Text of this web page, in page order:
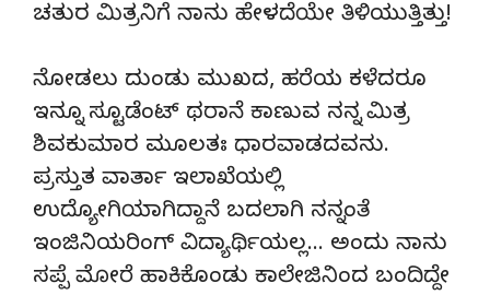
ಚತುರ ಮಿತ್ರನಿಗೆ ನಾನು ಹೇಳದೆಯೇ ತಿಳಿಯುತ್ತಿತ್ತು!
ನೋಡಲು ದುಂಡು ಮುಖದ, ಹರೆಯ ಕಳೆದರೂ
ಇನ್ನೂ ಸ್ಟೂಡೆಂಟ್ ಥರಾನೆ ಕಾಣುವ ನನ್ನ ಮಿತ್ರ
ಶಿವಕುಮಾರ ಮೂಲತಃ ಧಾರವಾಡದವನು.
ಪ್ರಸ್ತುತ ವಾರ್ತಾ ಇಲಾಖೆಯಲ್ಲಿ
ಉದ್ಯೋಗಿಯಾಗಿದ್ದಾನೆ ಬದಲಾಗಿ ನನ್ನಂತೆ
ಇಂಜಿನಿಯರಿಂಗ್ ವಿದ್ಯಾರ್ಥಿಯಲ್ಲ… ಅಂದು ನಾನು
ಸಪ್ಪೆ ಮೋರೆ ಹಾಕಿಕೊಂಡು ಕಾಲೇಜಿನಿಂದ ಬಂದಿದ್ದೇ